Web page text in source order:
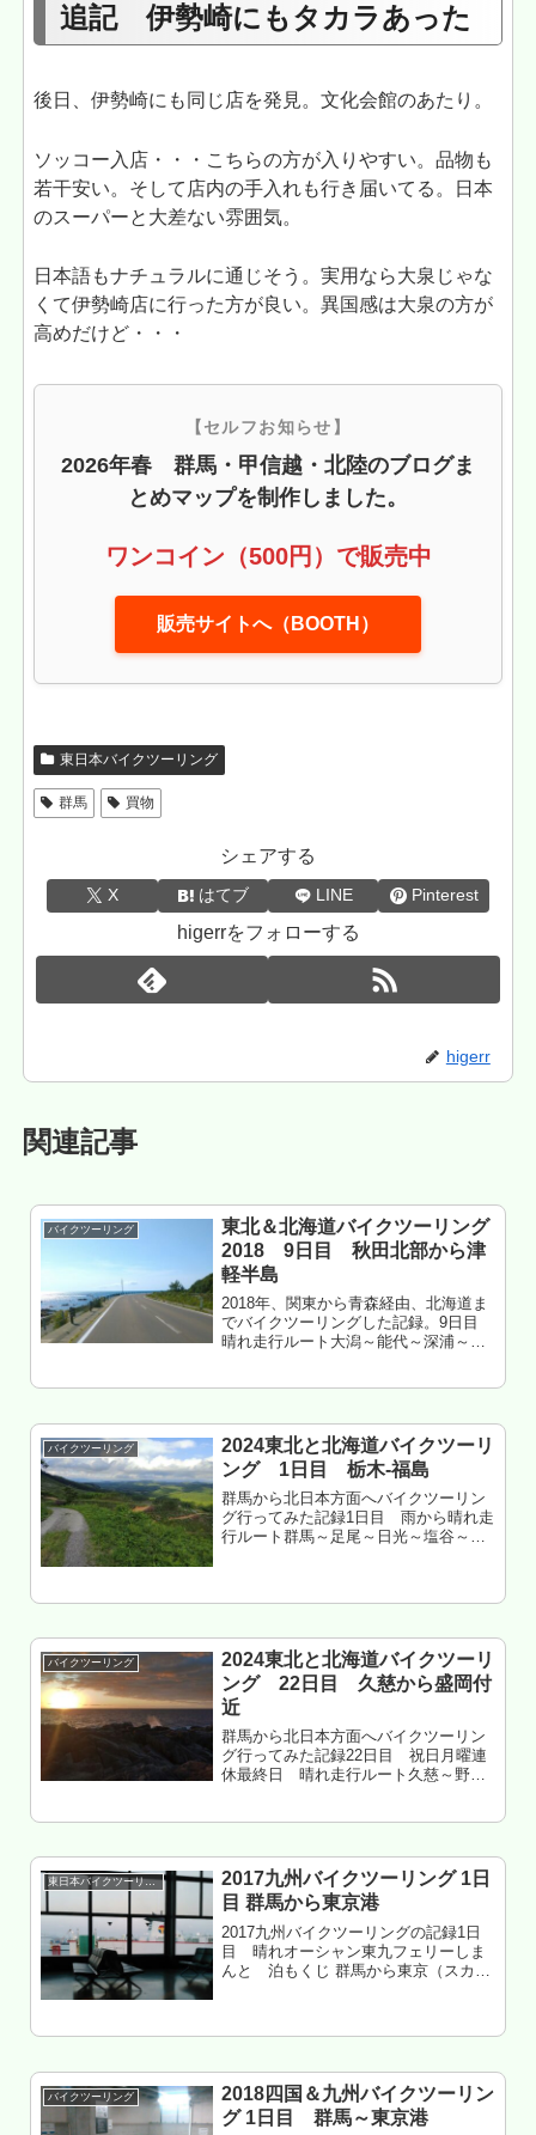
追記 伊勢崎にもタカラあった
後日、伊勢崎にも同じ店を発見。文化会館のあたり。
ソッコー入店・・・こちらの方が入りやすい。品物も
若干安い。そして店内の手入れも行き届いてる。日本
のスーパーと大差ない雰囲気。
日本語もナチュラルに通じそう。実用なら大泉じゃな
くて伊勢崎店に行った方が良い。異国感は大泉の方が
高めだけど・・・
【セルフお知らせ】
2026年春 群馬・甲信越・北陸のブログま
とめマップを制作しました。
ワンコイン（500円）で販売中
販売サイトへ（BOOTH）
東日本バイクツーリング
群馬 買物
シェアする
X はてブ LINE Pinterest
higerrをフォローする
higerr
関連記事
バイクツーリング
東北＆北海道バイクツーリング
2018 9日目 秋田北部から津
軽半島
2018年、関東から青森経由、北海道ま
でバイクツーリングした記録。9日目
晴れ走行ルート大潟～能代～深浦～鰺
バイクツーリング
2024東北と北海道バイクツーリ
ング 1日目 栃木‐福島
群馬から北日本方面へバイクツーリン
グ行ってみた記録1日目 雨から晴れ走
行ルート群馬～足尾～日光～塩谷～氏
バイクツーリング
2024東北と北海道バイクツーリ
ング 22日目 久慈から盛岡付
近
群馬から北日本方面へバイクツーリン
グ行ってみた記録22日目 祝日月曜連
休最終日 晴れ走行ルート久慈～野田
東日本バイクツーリング
2017九州バイクツーリング 1日
目 群馬から東京港
2017九州バイクツーリングの記録1日
目 晴れオーシャン東九フェリーしま
んと 泊もくじ 群馬から東京（スカイ
バイクツーリング
2018四国＆九州バイクツーリン
グ 1日目 群馬～東京港